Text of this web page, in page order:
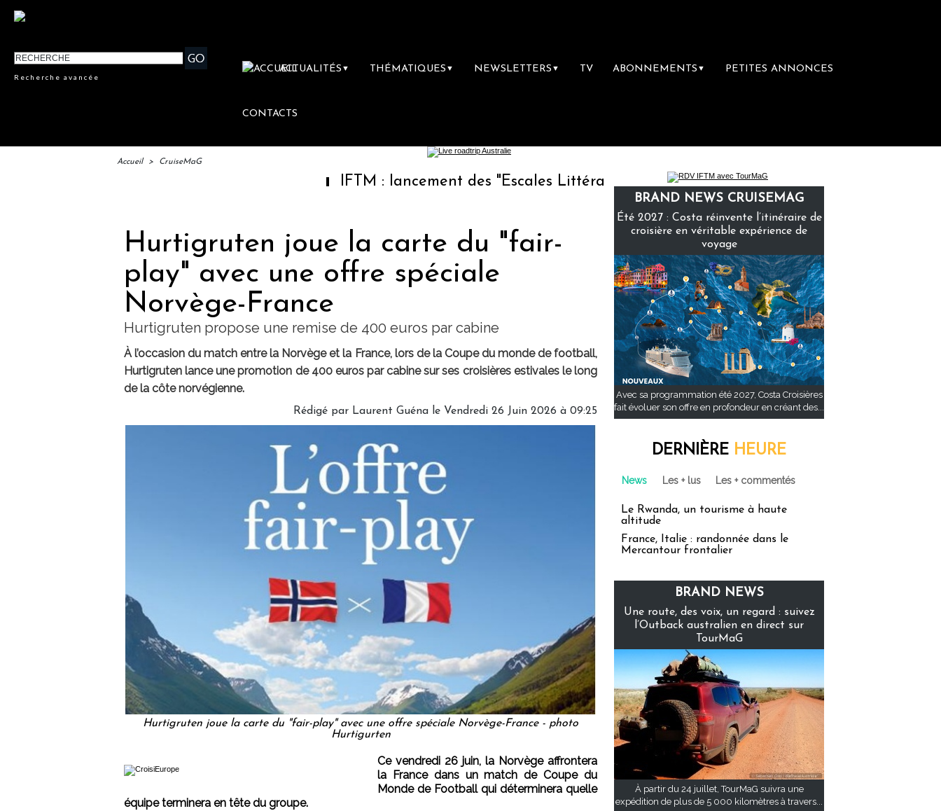
Recherche avancée
ACTUALITÉS ▼ THÉMATIQUES ▼ NEWSLETTERS ▼ TV ABONNEMENTS ▼ PETITES ANNONCES
CONTACTS
Accueil > CruiseMaG
IFTM : lancement des "Escales Littéraires", la première librairie du voyage
Hurtigruten joue la carte du "fair-
play" avec une offre spéciale
Norvège-France
Hurtigruten propose une remise de 400 euros par cabine
À l’occasion du match entre la Norvège et la France, lors de la Coupe du monde de football,
Hurtigruten lance une promotion de 400 euros par cabine sur ses croisières estivales le long
de la côte norvégienne.
Rédigé par Laurent Guéna le Vendredi 26 Juin 2026 à 09:25
Hurtigruten joue la carte du "fair-play" avec une offre spéciale Norvège-France - photo
Hurtigurten
Ce vendredi 26 juin, la Norvège affrontera
la France dans un match de Coupe du
Monde de Football qui déterminera quelle
équipe terminera en tête du groupe.
BRAND NEWS CRUISEMAG
Été 2027 : Costa réinvente l’itinéraire de
croisière en véritable expérience de
voyage
Avec sa programmation été 2027, Costa Croisières
fait évoluer son offre en profondeur en créant des...
DERNIÈRE HEURE
News Les + lus Les + commentés
Le Rwanda, un tourisme à haute
altitude
France, Italie : randonnée dans le
Mercantour frontalier
BRAND NEWS
Une route, des voix, un regard : suivez
l’Outback australien en direct sur
TourMaG
À partir du 24 juillet, TourMaG suivra une
expédition de plus de 5 000 kilomètres à travers...